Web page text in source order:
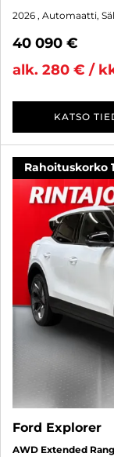
2026 , Automaatti,
40 090 €
alk. 280 € /
KATSO
Rahoituskorko
Ford Explorer
AWD Extended